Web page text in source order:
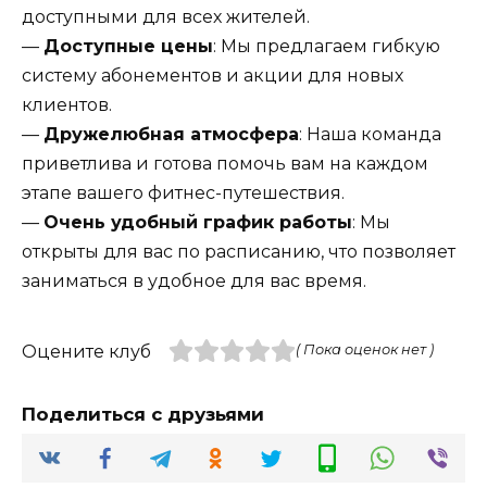
доступными для всех жителей.
— Доступные цены: Мы предлагаем гибкую
систему абонементов и акции для новых
клиентов.
— Дружелюбная атмосфера: Наша команда
приветлива и готова помочь вам на каждом
этапе вашего фитнес-путешествия.
— Очень удобный график работы: Мы
открыты для вас по расписанию, что позволяет
заниматься в удобное для вас время.
Оцените клуб ( Пока оценок нет )
Поделиться с друзьями